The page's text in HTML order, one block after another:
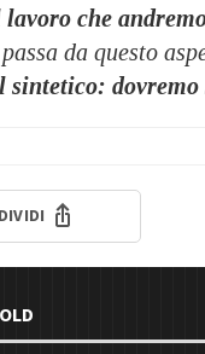
che
da questo
sintetico: dovremo